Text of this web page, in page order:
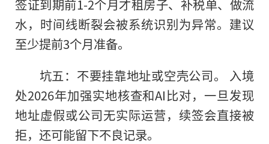
签证到期前1-2个月才租房子、补税单、做流
水，时间线断裂会被系统识别为异常。建议
至少提前3个月准备。
坑五：不要挂靠地址或空壳公司。 入境
处2026年加强实地核查和AI比对，一旦发现
地址虚假或公司无实际运营，续签会直接被
拒，还可能留下不良记录。